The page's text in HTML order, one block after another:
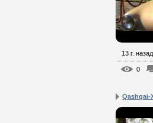
13 г. назад
0
Qashqai-